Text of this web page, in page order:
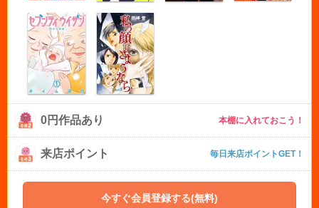
0円作品あり 本棚に入れておこう！
来店ポイント 毎日来店ポイントGET！
今すぐ会員登録する(無料)